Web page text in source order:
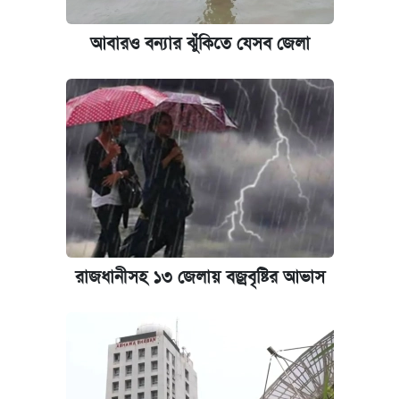
আবারও বন্যার ঝুঁকিতে যেসব জেলা
রাজধানীসহ ১৩ জেলায় বজ্রবৃষ্টির আভাস